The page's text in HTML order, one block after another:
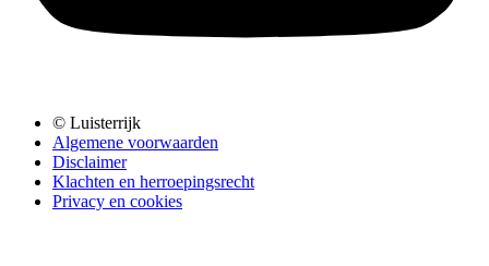
© Luisterrijk
Algemene voorwaarden
Disclaimer
Klachten en herroepingsrecht
Privacy en cookies